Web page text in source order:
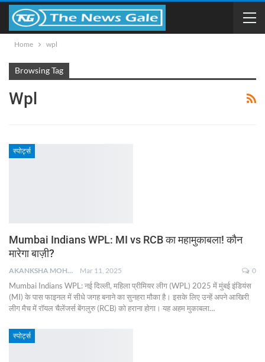
Home wpl
Browsing Tag
Wpl
स्पोर्ट्स
Mumbai Indians WPL: MI vs RCB का महामुकाबला! कौन
मारेगा बाज़ी?
AKANKSHA MOHAN Mar 11, 2025 0
Mumbai Indians WPL: नई दिल्ली, महिला प्रीमियर लीग (WPL) 2025 में मुंबई इंडियंस
(MI) के पास फाइनल में सीधे जगह बनाने का सुनहरा मौका है। इसके लिए उन्हें अपने आखिरी
लीग मैच में रॉयल चैलेंजर्स बेंगलुरु (RCB) को हराना होगा। यह अहम मुकाबला…
स्पोर्ट्स